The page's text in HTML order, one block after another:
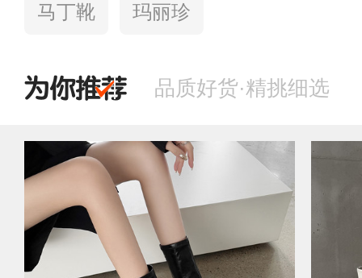
马丁靴 玛丽珍
品质好货·精挑细选